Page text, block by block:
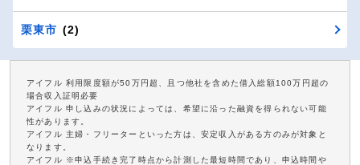
栗東市 (2)
アイフル 利用限度額が50万円超、且つ他社を含めた借入総額100万円超の
場合収入証明必要
アイフル 申し込みの状況によっては、希望に沿った融資を得られない可能
性があります。
アイフル 主婦・フリーターといった方は、安定収入がある方のみが対象と
なります。
アイフル ※申込手続き完了時点から計測した最短時間であり、申込時間や